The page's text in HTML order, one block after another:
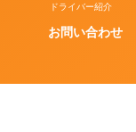
ドライバー紹介
お問い合わせ